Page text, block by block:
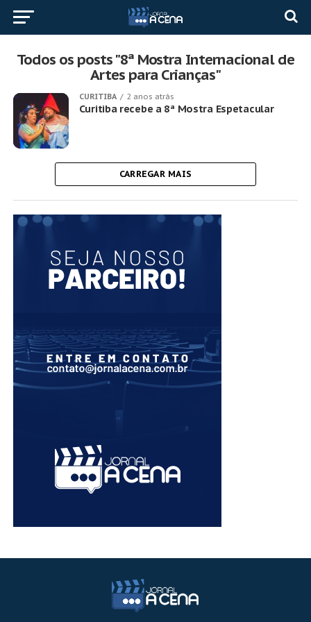
Todos os posts "8ª Mostra Internacional de
Artes para Crianças"
CURITIBA 2 anos atrás
Curitiba recebe a 8ª Mostra Espetacular
CARREGAR MAIS